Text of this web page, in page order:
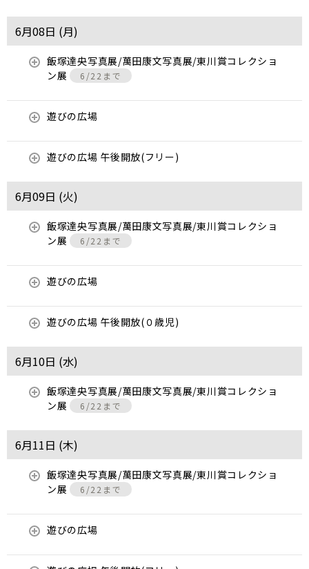
6月08日 (月)
飯塚達央写真展/萬田康文写真展/東川賞コレクショ
ン展
6/22まで
遊びの広場
遊びの広場 午後開放(フリー)
6月09日 (火)
飯塚達央写真展/萬田康文写真展/東川賞コレクショ
ン展
6/22まで
遊びの広場
遊びの広場 午後開放(０歳児)
6月10日 (水)
飯塚達央写真展/萬田康文写真展/東川賞コレクショ
ン展
6/22まで
6月11日 (木)
飯塚達央写真展/萬田康文写真展/東川賞コレクショ
ン展
6/22まで
遊びの広場